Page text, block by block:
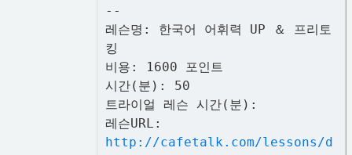
--
레슨명: 한국어 어휘력 UP ＆ 프리토
킹
비용: 1600 포인트
시간(분): 50
트라이얼 레슨 시간(분):
레슨URL:
http://cafetalk.com/lessons/d